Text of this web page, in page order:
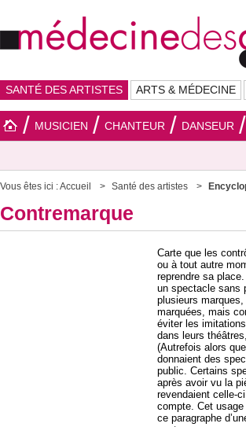
SANTÉ DES ARTISTES ARTS & MÉDECINE
MUSICIEN CHANTEUR DANSEUR
Vous êtes ici :Accueil Santé des artistes
Contremarque
Carte que les
ou à tout autre
reprendre sa
un spectacle sans
plusieurs
marquées, mais
éviter les
dans leurs
(Autrefois alors
donnaient des
public. Certains
après avoir vu la
revendaient celle-
compte. Cet
ce paragraphe